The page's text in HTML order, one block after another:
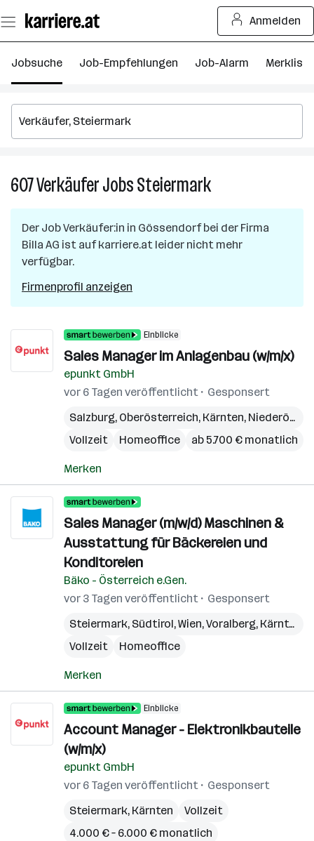
Seiteninhalt
springen
Anmelden
Jobsuche Job-Empfehlungen Job-Alarm Merkliste
607VerkäuferJobsSteiermark607
in
Steiermark
Der JobVerkäufer:in in Gössendorfbei der Firma
Billa AG ist auf karriere.at leider nicht mehr
verfügbar.
Firmenprofil anzeigen
Einblicke
Sales Manager im Anlagenbau (w/m/x)
epunkt GmbH
vor 6 Tagen veröffentlicht
Gesponsert
Salzburg, Oberösterreich, Kärnten, Niederösterreich
Vollzeit
Homeoffice ab 5.700 € monatlich
Merken
Sales Manager (m/w/d) Maschinen &
Ausstattung für Bäckereien und
Konditoreien
Bäko - Österreich e.Gen.
vor 3 Tagen veröffentlicht
Gesponsert
Steiermark, Südtirol,Wien,Voralberg, Kärnten
Vollzeit
Homeoffice
Merken
Einblicke
Account Manager - Elektronikbauteile
(w/m/x)
epunkt GmbH
vor 6 Tagen veröffentlicht
Gesponsert
Steiermark, Kärnten
Vollzeit
4.000 € – 6.000 € monatlich